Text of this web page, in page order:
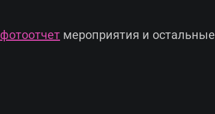
фотоотчет мероприятия и остальные